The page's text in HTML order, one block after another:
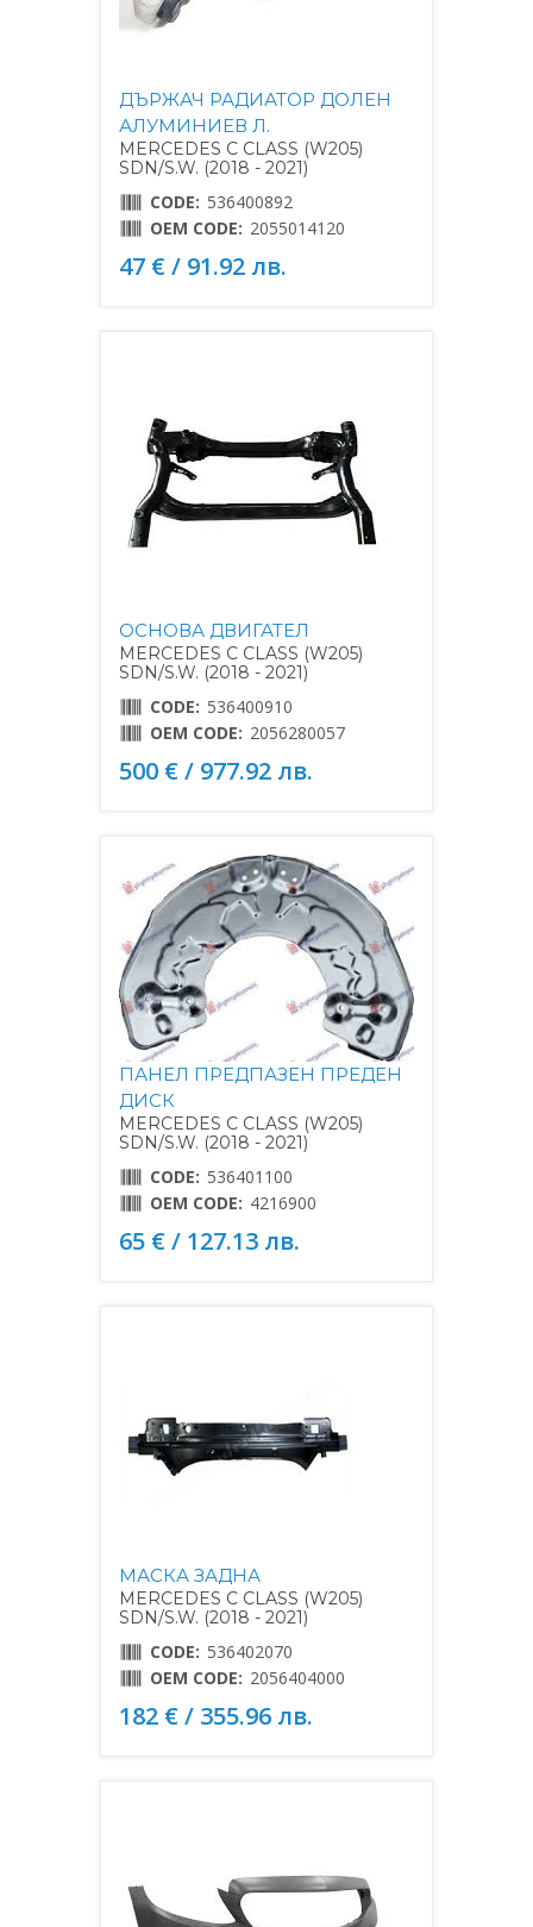
ДЪРЖАЧ РАДИАТОР ДОЛЕН
АЛУМИНИЕВ Л.
MERCEDES C CLASS (W205)
SDN/S.W. (2018 - 2021)
CODE: 536400892
OEM CODE: 2055014120
47 € / 91.92 лв.
ОСНОВА ДВИГАТЕЛ
MERCEDES C CLASS (W205)
SDN/S.W. (2018 - 2021)
CODE: 536400910
OEM CODE: 2056280057
500 € / 977.92 лв.
ПАНЕЛ ПРЕДПАЗЕН ПРЕДЕН
ДИСК
MERCEDES C CLASS (W205)
SDN/S.W. (2018 - 2021)
CODE: 536401100
OEM CODE: 4216900
65 € / 127.13 лв.
МАСКА ЗАДНА
MERCEDES C CLASS (W205)
SDN/S.W. (2018 - 2021)
CODE: 536402070
OEM CODE: 2056404000
182 € / 355.96 лв.